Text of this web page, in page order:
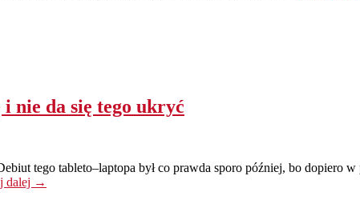
nie da się tego ukryć
tego tableto–laptopa był co prawda sporo później, bo dopiero
dalej →